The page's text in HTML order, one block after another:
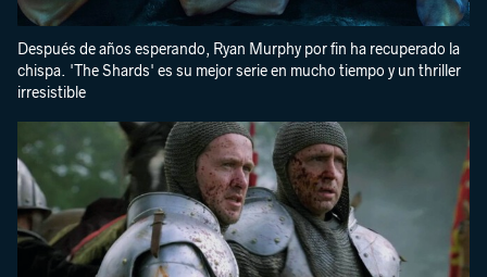
Después de años esperando, Ryan Murphy por fin ha recuperado la
chispa. 'The Shards' es su mejor serie en mucho tiempo y un thriller
irresistible